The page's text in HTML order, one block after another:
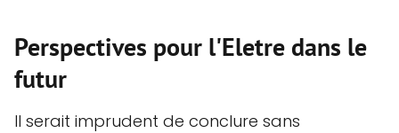
Perspectives pour l'Eletre dans le
futur
Il serait imprudent de conclure sans